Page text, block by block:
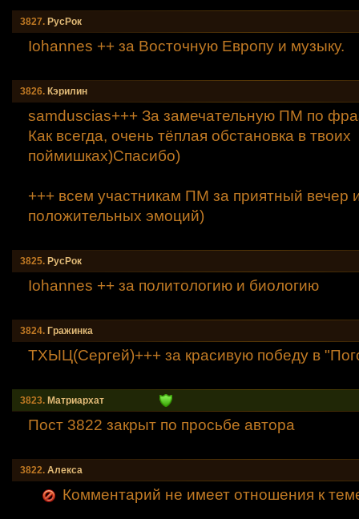
3827. РусРок
Iohannes ++ за Восточную Европу и музыку.
3826. Кэрилин
samduscias+++ За замечательную ПМ по
Как всегда, очень тёплая обстановка в твоих
поймишках)Спасибо)
+++ всем участникам ПМ за приятный вечер
положительных эмоций)
3825. РусРок
Iohannes ++ за политологию и биологию
3824. Гражинка
ТХЫЦ(Сергей)+++ за красивую победу в
3823. Mатриархат
Пост 3822 закрыт по просьбе автора
3822. Алексa
Комментарий не имеет отношения к